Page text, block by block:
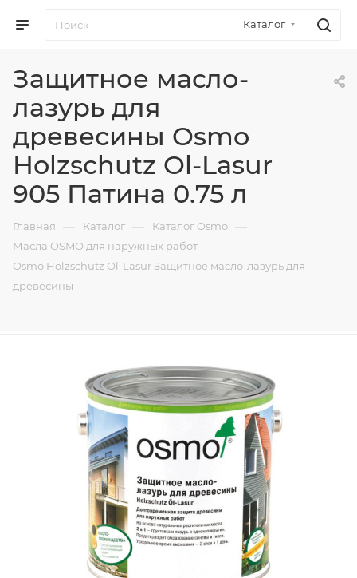
Каталог
Защитное масло-
лазурь для
древесины Osmo
Holzschutz Ol-Lasur
905 Патина 0.75 л
Главная — Каталог — Каталог Osmo —
Масла OSMO для наружных работ —
Osmo Holzschutz Ol-Lasur Защитное масло-лазурь для
древесины